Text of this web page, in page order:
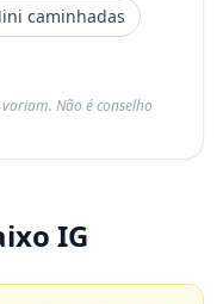
caminhadas
Não é conselho
IG